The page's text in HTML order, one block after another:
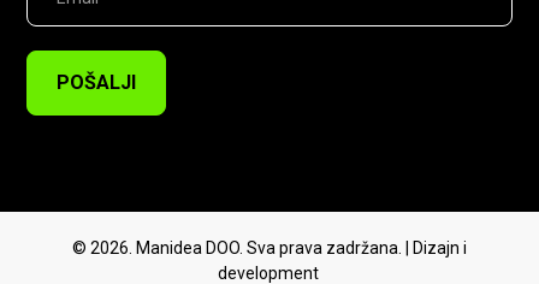
POŠALJI
© 2026. Manidea DOO. Sva prava zadržana. | Dizajn i
development